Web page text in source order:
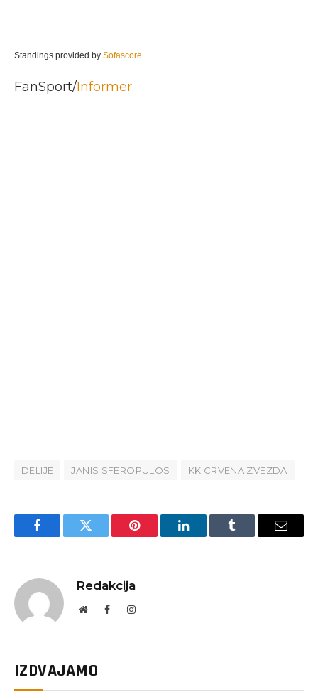
Standings provided by Sofascore
FanSport/Informer
DELIJE JANIS SFEROPULOS KK CRVENA ZVEZDA
FacebookTwitter Pinterest LinkedInTumblr Email
Redakcija
WebsiteFacebookInstagram
IZDVAJAMO